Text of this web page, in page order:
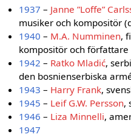
1937 – Janne ”Loffe”
musiker och kompositör
1940 – M.A. Numminen,
kompositör och författare
1942 – Ratko Mladić,
den bosnienserbiska
1943 – Harry Frank,
1945 – Leif G.W. Persson,
1946 – Liza Minnelli,
1947